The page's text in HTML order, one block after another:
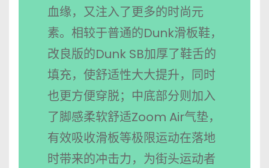
血缘，又注入了更多的时尚元
素。相较于普通的Dunk滑板鞋，
改良版的Dunk SB加厚了鞋舌的
填充，使舒适性大大提升，同时
也更方便穿脱；中底部分则加入
了脚感柔软舒适Zoom Air气垫，
有效吸收滑板等极限运动在落地
时带来的冲击力，为街头运动者